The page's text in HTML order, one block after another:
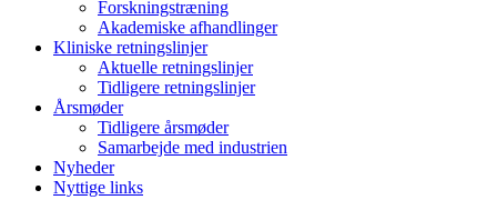
Forskningstræning
Akademiske afhandlinger
Kliniske retningslinjer
Aktuelle retningslinjer
Tidligere retningslinjer
Årsmøder
Tidligere årsmøder
Samarbejde med industrien
Nyheder
Nyttige links